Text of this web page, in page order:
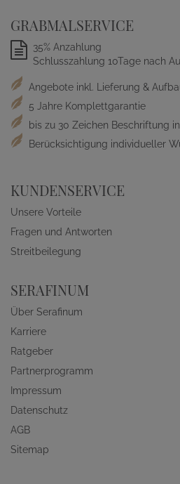
GRABMALSERVICE
35% Anzahlung
Schlusszahlung 10Tage nach
Angebote inkl. Lieferung &
5 Jahre Komplettgarantie
bis zu 30 Zeichen Beschriftung
Berücksichtigung individueller
KUNDENSERVICE
Unsere Vorteile
Fragen und Antworten
Streitbeilegung
SERAFINUM
Über Serafinum
Karriere
Ratgeber
Partnerprogramm
Impressum
Datenschutz
AGB
Sitemap